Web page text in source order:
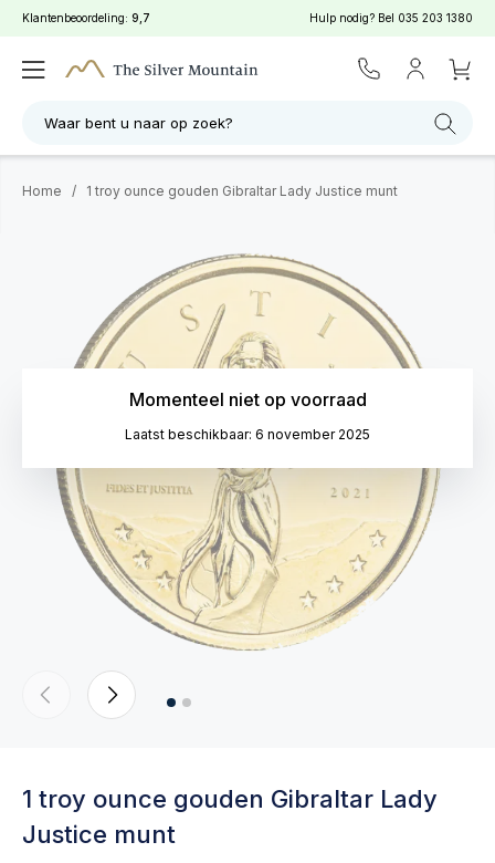
Klantenbeoordeling: 9,7 Hulp nodig? Bel 035 203 1380
Waar bent u naar op zoek?
Home / 1 troy ounce gouden Gibraltar Lady Justice munt
Momenteel niet op voorraad
Laatst beschikbaar: 6 november 2025
1 troy ounce gouden Gibraltar Lady
Justice munt